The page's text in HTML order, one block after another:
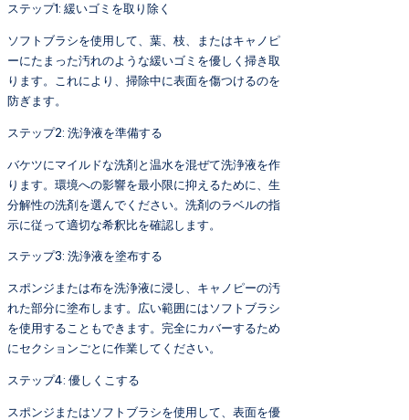
ステップ1: 緩いゴミを取り除く
ソフトブラシを使用して、葉、枝、またはキャノピ
ーにたまった汚れのような緩いゴミを優しく掃き取
ります。これにより、掃除中に表面を傷つけるのを
防ぎます。
ステップ2: 洗浄液を準備する
バケツにマイルドな洗剤と温水を混ぜて洗浄液を作
ります。環境への影響を最小限に抑えるために、生
分解性の洗剤を選んでください。洗剤のラベルの指
示に従って適切な希釈比を確認します。
ステップ3: 洗浄液を塗布する
スポンジまたは布を洗浄液に浸し、キャノピーの汚
れた部分に塗布します。広い範囲にはソフトブラシ
を使用することもできます。完全にカバーするため
にセクションごとに作業してください。
ステップ4: 優しくこする
スポンジまたはソフトブラシを使用して、表面を優